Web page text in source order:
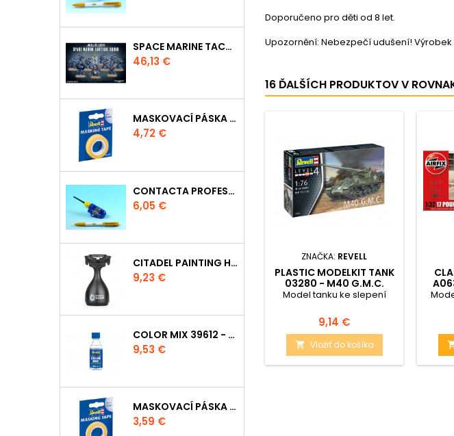
SPACE MARINE TACTICAL SQUAD
Cena
46,13 €
MASKOVACÍ PÁSKA 39695 - 10MM
Cena
4,72 €
CONTACTA PROFESSIONAL 39604 - 25G
Cena
6,05 €
CITADEL PAINTING HANDLE
Cena
9,23 €
COLOR MIX 39612 - ŘEDIDLO 100ML
Cena
9,53 €
MASKOVACÍ PÁSKA 39694 - 6MM
Cena
3,59 €
Doporučeno pro děti od 8 let.
Upozornění: Nebezpečí udušení! Výrobek
16 ĎALŠÍCH PRODUKTOV V
ZNAČKA: REVELL
PLASTIC MODELKIT TANK
03280 - M40 G.M.C.
(1:76)
Model tanku ke slepení
Cena
9,14 €
 Vložiť do košíka